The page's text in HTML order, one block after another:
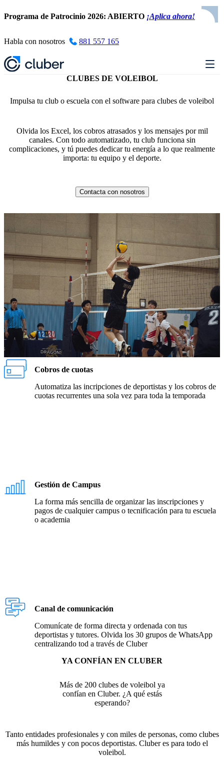
Programa de Patrocinio 2026: ABIERTO ¡Aplica ahora!
Habla con nosotros 881 557 165
CLUBES DE VOLEIBOL
Impulsa tu club o escuela con el software para clubes de voleibol
Olvida los Excel, los cobros atrasados y los mensajes por mil
canales. Con todo automatizado, tu club funciona sin
complicaciones, y tú puedes dedicar tu energía a lo que realmente
importa: tu equipo y el deporte.
Contacta con nosotros
Cobros de cuotas
Automatiza las incripciones de deportistas y los cobros de
cuotas recurrentes una sola vez para toda la temporada
Gestión de Campus
La forma más sencilla de organizar las inscripciones y
pagos de cualquier campus o tecnificación para tu escuela
o academia
Canal de comunicación
Comunícate de forma directa y ordenada con tus
deportistas y tutores. Olvida los 30 grupos de WhatsApp
centralizando tod a través de Cluber
YA CONFÍAN EN CLUBER
Más de 200 clubes de voleibol ya
confían en Cluber. ¿A qué estás
esperando?
Tanto entidades profesionales y con miles de personas, como clubes
más humildes y con pocos deportistas. Cluber es para todo el
voleibol.